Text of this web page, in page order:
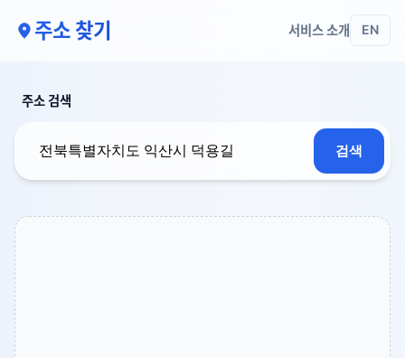
주소 찾기 서비스 소개 EN
주소 검색
검색